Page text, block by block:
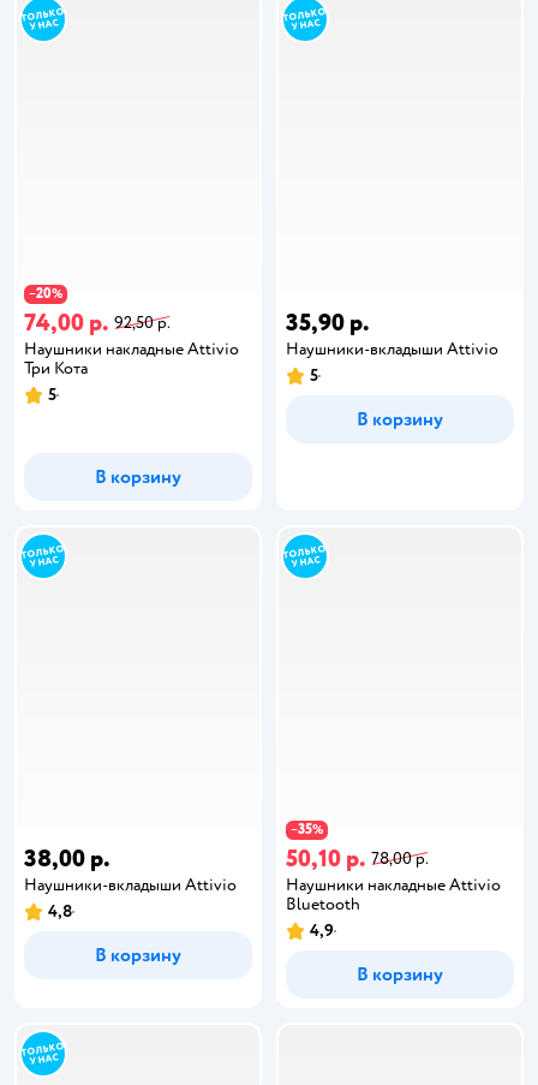
−20%
74,00 р. 92,50 р.
Наушники накладные Attivio
Три Кота
5
В корзину
35,90 р.
Наушники-вкладыши Attivio
5
В корзину
38,00 р.
Наушники-вкладыши Attivio
4,8
В корзину
−35%
50,10 р. 78,00 р.
Наушники накладные Attivio
Bluetooth
4,9
В корзину